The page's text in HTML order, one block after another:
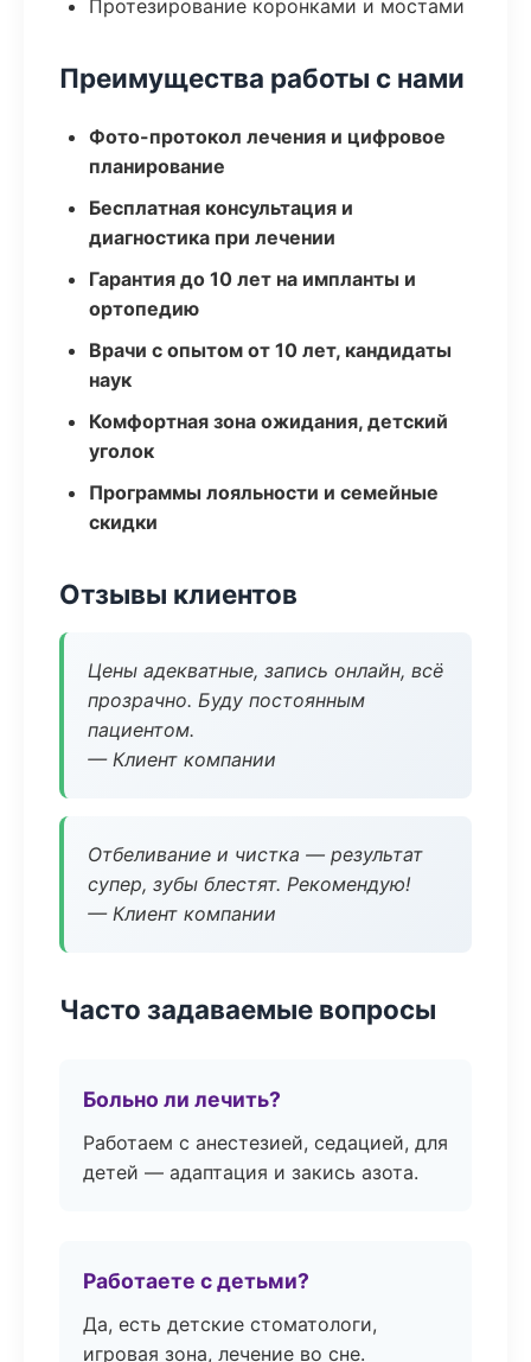
Протезирование коронками и мостами
Преимущества работы с нами
Фото-протокол лечения и цифровое
планирование
Бесплатная консультация и
диагностика при лечении
Гарантия до 10 лет на импланты и
ортопедию
Врачи с опытом от 10 лет, кандидаты
наук
Комфортная зона ожидания, детский
уголок
Программы лояльности и семейные
скидки
Отзывы клиентов
Цены адекватные, запись онлайн, всё
прозрачно. Буду постоянным
пациентом.
— Клиент компании
Отбеливание и чистка — результат
супер, зубы блестят. Рекомендую!
— Клиент компании
Часто задаваемые вопросы
Больно ли лечить?
Работаем с анестезией, седацией, для
детей — адаптация и закись азота.
Работаете с детьми?
Да, есть детские стоматологи,
игровая зона, лечение во сне.